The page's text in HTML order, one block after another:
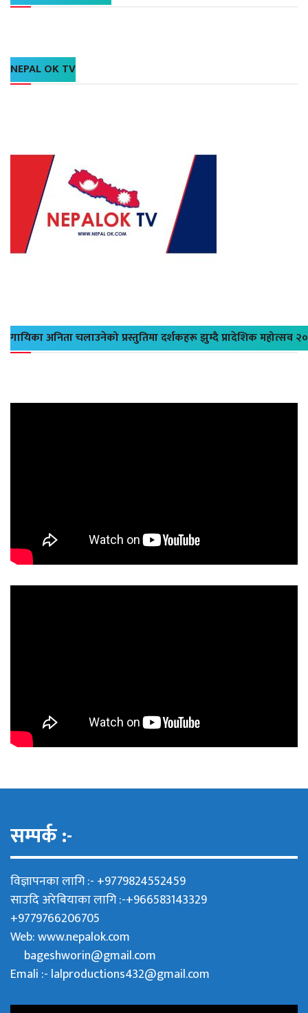
NEPAL OK TV
गायिका अनिता चलाउनेको प्रस्तुतिमा दर्शकहरू झुम्दै प्रादेशिक महोत्सव
सम्पर्क :-
विज्ञापनका लागि :- +9779824552459
साउदि अरेबियाका लागि :-+966583143329
+9779766206705
Web:www.nepalok.com
bageshworin@gmail.com
Emali :- lalproductions432@gmail.com